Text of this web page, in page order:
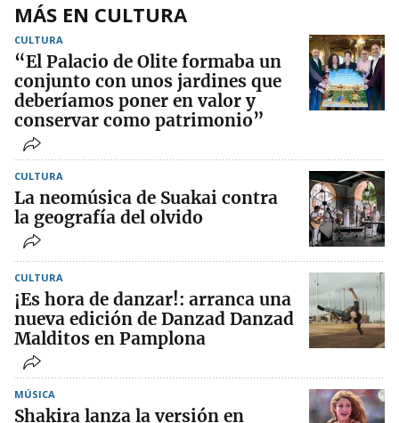
MÁS EN CULTURA
CULTURA
“El Palacio de Olite formaba un
conjunto con unos jardines que
deberíamos poner en valor y
conservar como patrimonio”
CULTURA
La neomúsica de Suakai contra
la geografía del olvido
CULTURA
¡Es hora de danzar!: arranca una
nueva edición de Danzad Danzad
Malditos en Pamplona
MÚSICA
Shakira lanza la versión en